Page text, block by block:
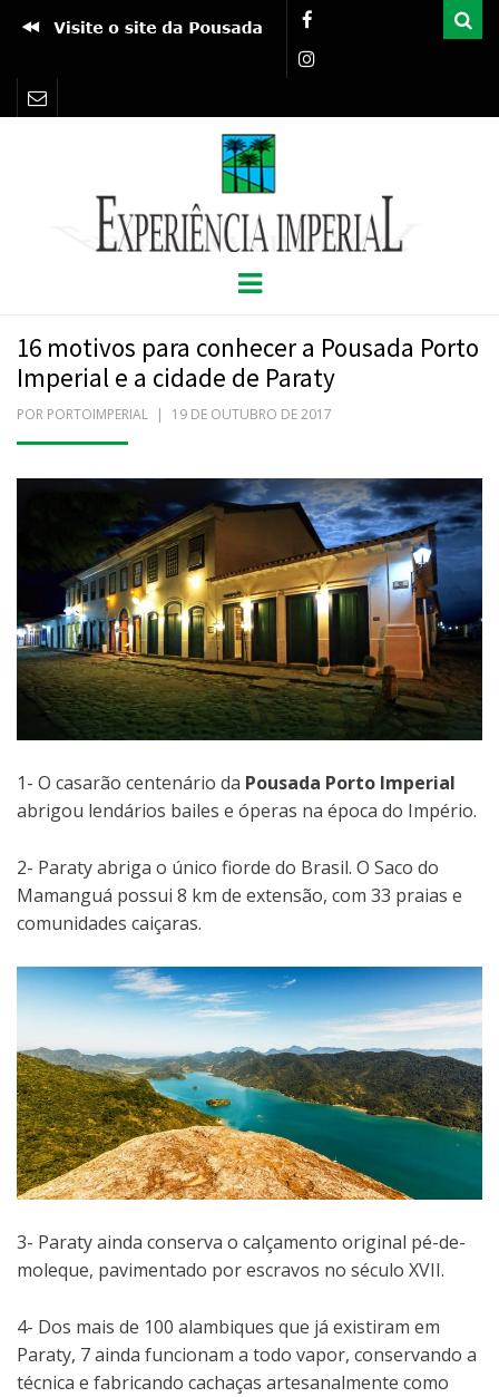
EXPERIÊNCIA
IMPERIAL
Menu
16 motivos para conhecer a Pousada Porto
Imperial e a cidade de Paraty
POR PORTOIMPERIAL
POSTADO
19 DE OUTUBRO DE 2017
1- O casarão centenário da Pousada Porto Imperial
abrigou lendários bailes e óperas na época do Império.
2- Paraty abriga o único fiorde do Brasil. O Saco do
Mamanguá possui 8 km de extensão, com 33 praias e
comunidades caiçaras.
3- Paraty ainda conserva o calçamento original pé-de-
moleque, pavimentado por escravos no século XVII.
4- Dos mais de 100 alambiques que já existiram em
Paraty, 7 ainda funcionam a todo vapor, conservando a
técnica e fabricando cachaças artesanalmente como